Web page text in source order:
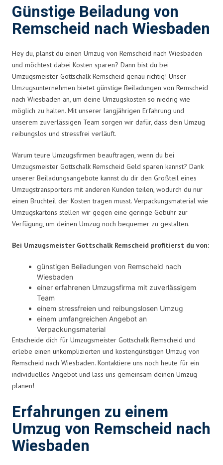
Günstige Beiladung von
Remscheid nach Wiesbaden
Hey du, planst du einen Umzug von Remscheid nach Wiesbaden
und möchtest dabei Kosten sparen? Dann bist du bei
Umzugsmeister Gottschalk Remscheid genau richtig! Unser
Umzugsunternehmen bietet günstige Beiladungen von Remscheid
nach Wiesbaden an, um deine Umzugskosten so niedrig wie
möglich zu halten. Mit unserer langjährigen Erfahrung und
unserem zuverlässigen Team sorgen wir dafür, dass dein Umzug
reibungslos und stressfrei verläuft.
Warum teure Umzugsfirmen beauftragen, wenn du bei
Umzugsmeister Gottschalk Remscheid Geld sparen kannst? Dank
unserer Beiladungsangebote kannst du dir den Großteil eines
Umzugstransporters mit anderen Kunden teilen, wodurch du nur
einen Bruchteil der Kosten tragen musst. Verpackungsmaterial wie
Umzugskartons stellen wir gegen eine geringe Gebühr zur
Verfügung, um deinen Umzug noch bequemer zu gestalten.
Bei Umzugsmeister Gottschalk Remscheid profitierst du von:
günstigen Beiladungen von Remscheid nach
Wiesbaden
einer erfahrenen Umzugsfirma mit zuverlässigem
Team
einem stressfreien und reibungslosen Umzug
einem umfangreichen Angebot an
Verpackungsmaterial
Entscheide dich für Umzugsmeister Gottschalk Remscheid und
erlebe einen unkomplizierten und kostengünstigen Umzug von
Remscheid nach Wiesbaden. Kontaktiere uns noch heute für ein
individuelles Angebot und lass uns gemeinsam deinen Umzug
planen!
Erfahrungen zu einem
Umzug von Remscheid nach
Wiesbaden